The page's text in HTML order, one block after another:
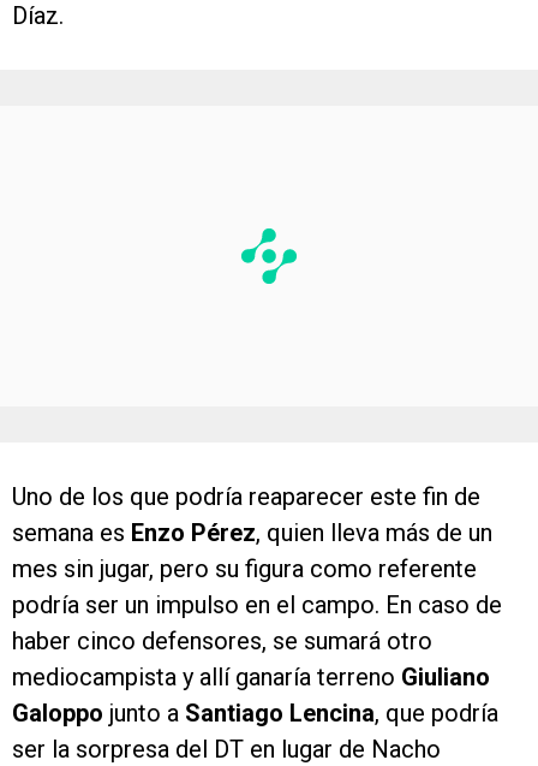
Díaz.
Uno de los que podría reaparecer este fin de
semana es Enzo Pérez, quien lleva más de un
mes sin jugar, pero su figura como referente
podría ser un impulso en el campo. En caso de
haber cinco defensores, se sumará otro
mediocampista y allí ganaría terreno Giuliano
Galoppo junto a Santiago Lencina, que podría
ser la sorpresa del DT en lugar de Nacho